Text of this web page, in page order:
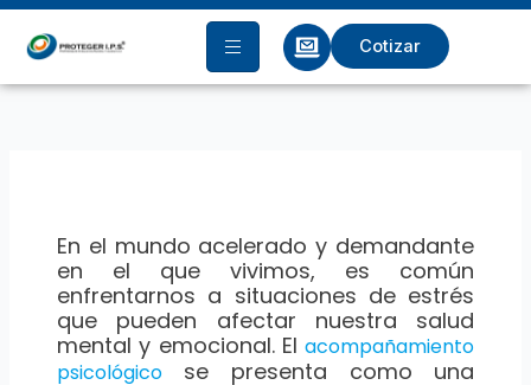
Ir
contenido
Cotizar
En el mundo acelerado y demandante
en el que vivimos, es común
enfrentarnos a situaciones de estrés
que pueden afectar nuestra salud
mental y emocional. Elacompañamiento
psicológicose presenta como una